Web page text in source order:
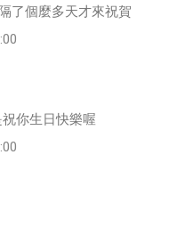
了個麼多天才來祝賀
你生日快樂喔